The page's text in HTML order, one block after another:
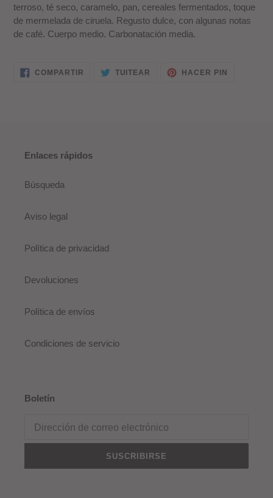
terroso, té seco, caramelo, pan, cereales fermentados, toque
de mermelada de ciruela. Regusto dulce, con algunas notas
de café. Cuerpo medio. Carbonatación media.
COMPARTIR COMPARTIRTUITEAR TUITEARHACER PIN
Enlaces rápidos
Búsqueda
Aviso legal
Política de privacidad
Devoluciones
Política de envíos
Condiciones de servicio
Boletín
SUSCRIBIRSE